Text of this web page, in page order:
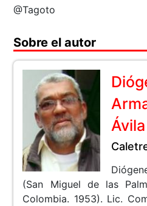
@Tagoto
Sobre el autor
Ávila
(San Miguel de las
Colombia. 1953). Lic.